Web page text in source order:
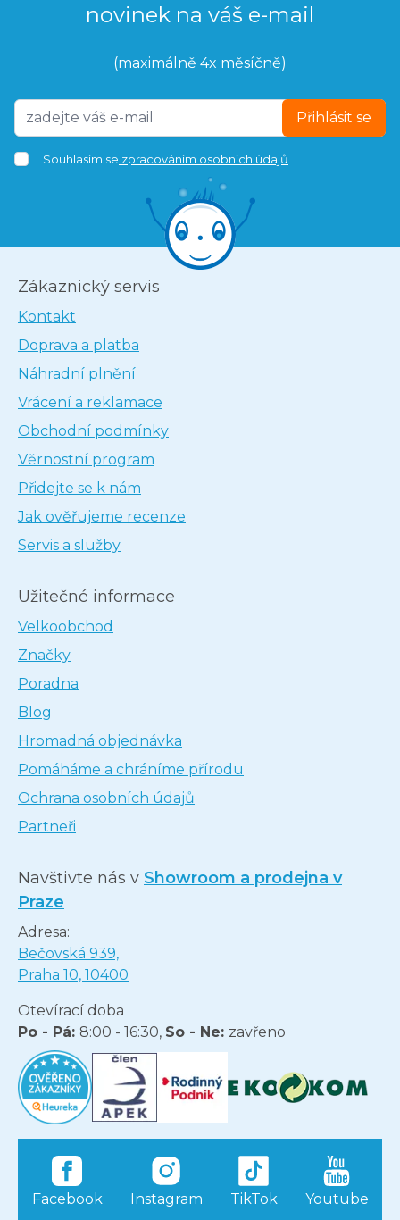
novinek na váš e-mail
(maximálně 4x měsíčně)
Přihlásit se
Souhlasím se zpracováním osobních údajů
Zákaznický servis
Kontakt
Doprava a platba
Náhradní plnění
Vrácení a reklamace
Obchodní podmínky
Věrnostní program
Přidejte se k nám
Jak ověřujeme recenze
Servis a služby
Užitečné informace
Velkoobchod
Značky
Poradna
Blog
Hromadná objednávka
Pomáháme a chráníme přírodu
Ochrana osobních údajů
Partneři
Navštivte nás v Showroom a prodejna v
Praze
Adresa:
Bečovská 939,
Praha 10, 10400
Otevírací doba
Po - Pá: 8:00 - 16:30, So - Ne: zavřeno
Facebook Instagram TikTok Youtube